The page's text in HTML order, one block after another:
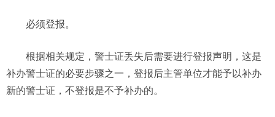
必须登报。
‌根据相关规定，警士证丢失后需要进行登报声明，这是
补办警士证的必要步骤之一，登报后主管单位才能予以补办
新的警士证，不登报是不予补办的。